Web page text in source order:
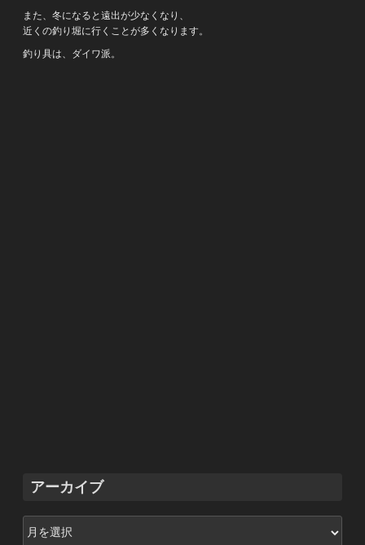
また、冬になると遠出が少なくなり、
近くの釣り堀に行くことが多くなります。
釣り具は、ダイワ派。
アーカイブ
ー